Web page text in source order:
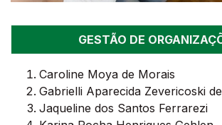
GESTÃO DE
Caroline Moya de Morais
Gabrielli Aparecida Zevericoski
Jaqueline dos Santos Ferrarezi